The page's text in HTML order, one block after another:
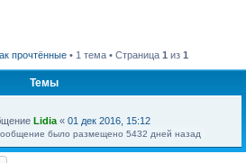
прочтённые• 1 тема • Страница 1 из 1
Темы
Lidia « 01 дек 2016, 15:12
было размещено 5432 дней назад